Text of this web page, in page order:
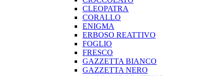
CLEOPATRA
CORALLO
ENIGMA
ERBOSO REATTIVO
FOGLIO
FRESCO
GAZZETTA BIANCO
GAZZETTA NERO